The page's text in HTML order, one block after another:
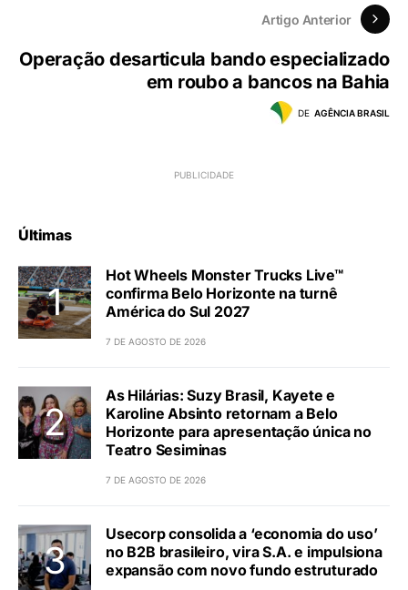
Artigo Anterior
Operação desarticula bando especializado
em roubo a bancos na Bahia
DE AGÊNCIA BRASIL
Últimas
Hot Wheels Monster Trucks Live™
confirma Belo Horizonte na turnê
América do Sul 2027
7 DE AGOSTO DE 2026
As Hilárias: Suzy Brasil, Kayete e
Karoline Absinto retornam a Belo
Horizonte para apresentação única no
Teatro Sesiminas
7 DE AGOSTO DE 2026
Usecorp consolida a ‘economia do uso’
no B2B brasileiro, vira S.A. e impulsiona
expansão com novo fundo estruturado